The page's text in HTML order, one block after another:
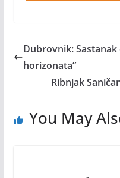
Dubrovnik:
horizonata”
Ribnjak
You May